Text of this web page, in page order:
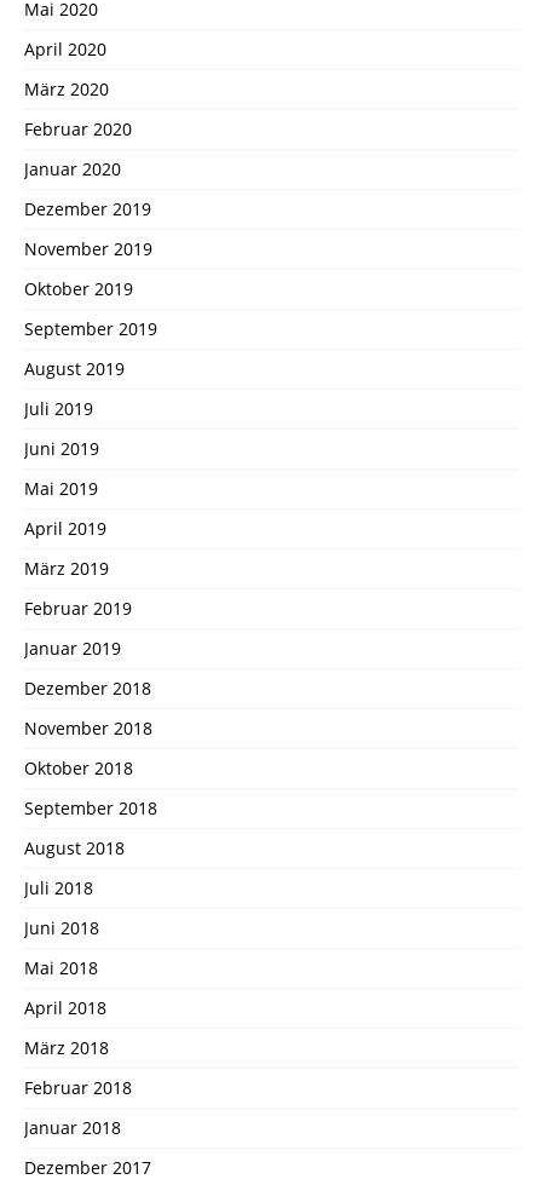
Mai 2020
April 2020
März 2020
Februar 2020
Januar 2020
Dezember 2019
November 2019
Oktober 2019
September 2019
August 2019
Juli 2019
Juni 2019
Mai 2019
April 2019
März 2019
Februar 2019
Januar 2019
Dezember 2018
November 2018
Oktober 2018
September 2018
August 2018
Juli 2018
Juni 2018
Mai 2018
April 2018
März 2018
Februar 2018
Januar 2018
Dezember 2017